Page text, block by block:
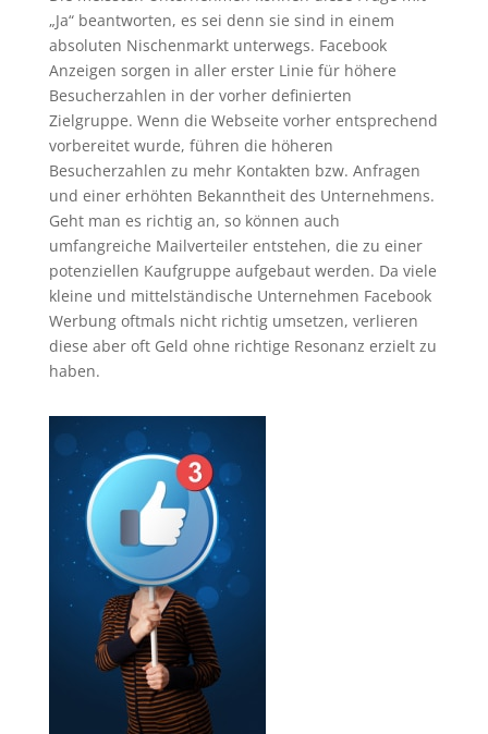
„Ja“ beantworten, es sei denn sie sind in einem
absoluten Nischenmarkt unterwegs. Facebook
Anzeigen sorgen in aller erster Linie für höhere
Besucherzahlen in der vorher definierten
Zielgruppe. Wenn die Webseite vorher entsprechend
vorbereitet wurde, führen die höheren
Besucherzahlen zu mehr Kontakten bzw. Anfragen
und einer erhöhten Bekanntheit des Unternehmens.
Geht man es richtig an, so können auch
umfangreiche Mailverteiler entstehen, die zu einer
potenziellen Kaufgruppe aufgebaut werden. Da viele
kleine und mittelständische Unternehmen Facebook
Werbung oftmals nicht richtig umsetzen, verlieren
diese aber oft Geld ohne richtige Resonanz erzielt zu
haben.